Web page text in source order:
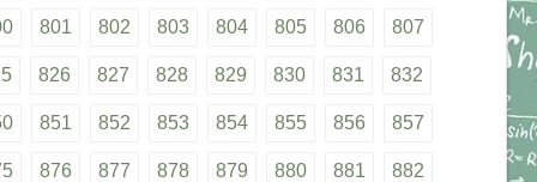
801 802 803 804 805 806 807
826 827 828 829 830 831 832
851 852 853 854 855 856 857
876 877 878 879 880 881 882